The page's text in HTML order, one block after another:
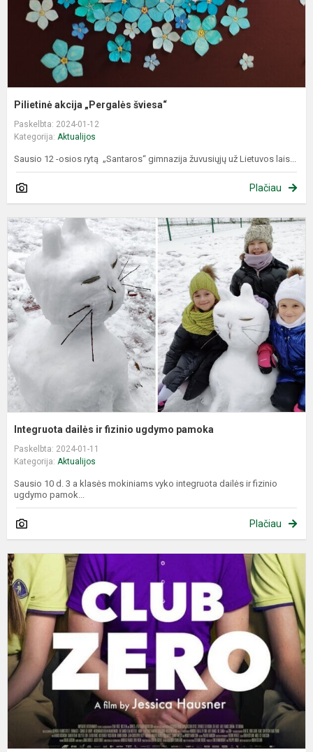
Pilietinė akcija „Pergalės šviesa“
Paskelbta: 2024-01-12
Kategorija: Aktualijos
Sausio 12 -osios rytą „Santaros“ gimnazija žuvusiųjų už Lietuvos lais...
Plačiau
Integruota dailės ir fizinio ugdymo pamoka
Paskelbta: 2024-01-11
Kategorija: Aktualijos
Sausio 10 d. 3 a klasės mokiniams vyko integruota dailės ir fizinio
ugdymo pamok...
Plačiau